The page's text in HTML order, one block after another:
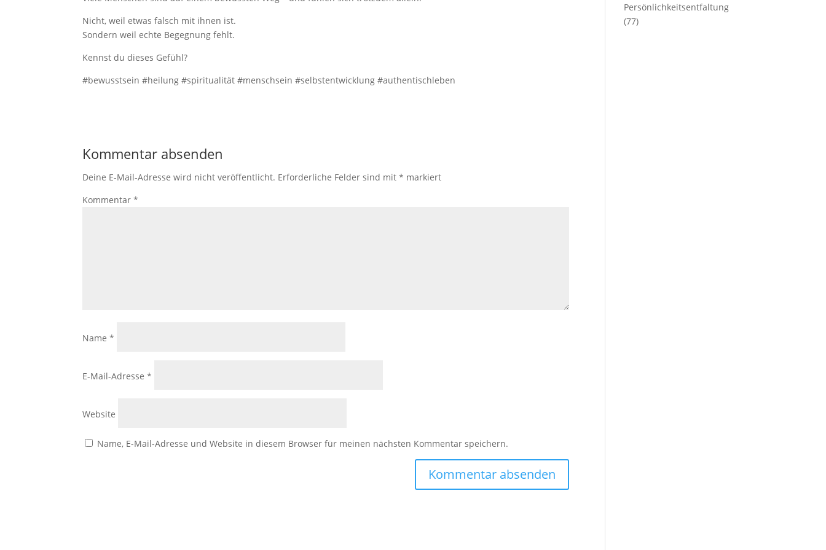
Nicht, weil etwas falsch mit ihnen ist.
Sondern weil echte Begegnung fehlt.
Kennst du dieses Gefühl?
#bewusstsein #heilung #spiritualität #menschsein #selbstentwicklung #authentischleben
Kommentar absenden
Deine E-Mail-Adresse wird nicht veröffentlicht. Erforderliche Felder sind mit* markiert
Kommentar*
Name*
E-Mail-Adresse*
Website
Name, E-Mail-Adresse und Website in diesem Browser für meinen nächsten Kommentar speichern.
Persönlichkeitsentfaltung
(77)